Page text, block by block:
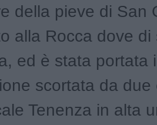
della pieve di San
alla Rocca dove di
ed è stata portata
scortata da due
Tenenza in alta